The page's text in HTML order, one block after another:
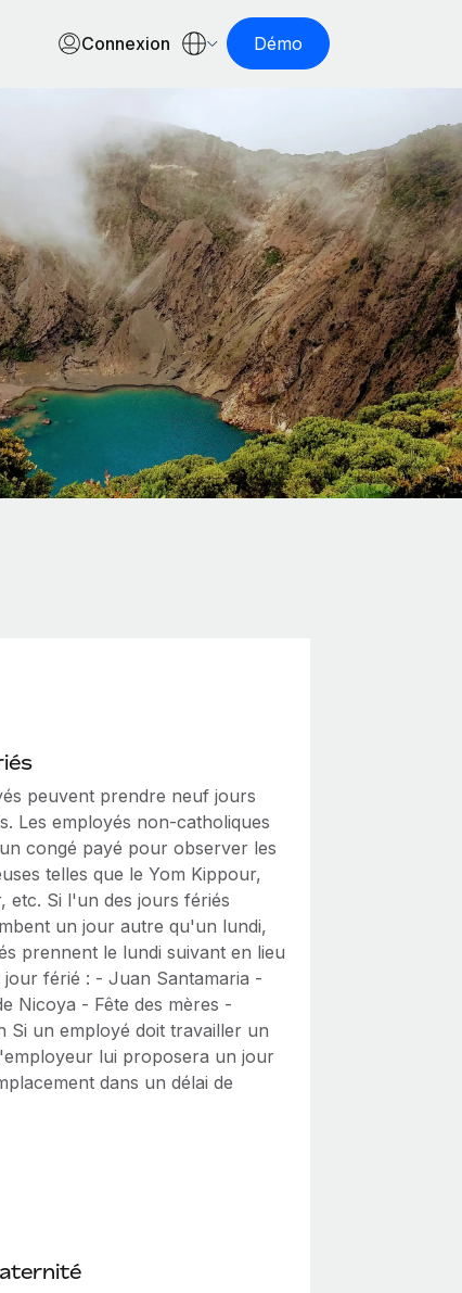
Connexion Démo
peuvent prendre neuf jours
Les employés non-catholiques
congé payé pour observer les
telles que le Yom Kippour,
etc. Si l'un des jours fériés
un jour autre qu'un lundi,
prennent le lundi suivant en lieu
jour férié : - Juan Santamaria -
Nicoya - Fête des mères -
Si un employé doit travailler un
lui proposera un jour
dans un délai de